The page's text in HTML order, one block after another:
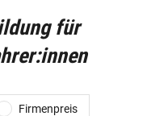
für
Firmenpreis